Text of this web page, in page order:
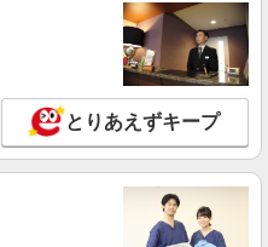
とりあえずキープ